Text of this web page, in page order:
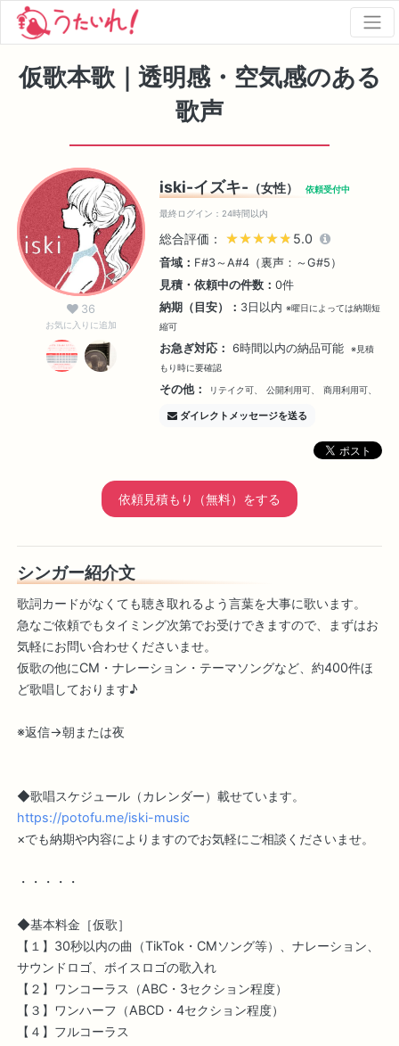
仮歌本歌｜透明感・空気感のある
歌声
36
お気に入りに追加
iski-イズキ- （女性） 依頼受付中
最終ログイン：24時間以内
総合評価： ★★★★★
★★★★★ 5.0
音域： F#3～A#4（裏声：～G#5）
見積・依頼中の件数：0件
納期（目安）： 3日以内 ※曜日によっては納期短
縮可
お急ぎ対応： 6時間以内の納品可能
※見積
もり時に要確認
その他： リテイク可、 公開利用可、 商用利用可、
ダイレクトメッセージを送る
依頼見積もり（無料）をする
シンガー紹介文
歌詞カードがなくても聴き取れるよう言葉を大事に歌います。
急なご依頼でもタイミング次第でお受けできますので、まずはお
気軽にお問い合わせくださいませ。
仮歌の他にCM・ナレーション・テーマソングなど、約400件ほ
ど歌唱しております♪
※返信→朝または夜
◆歌唱スケジュール（カレンダー）載せています。
https://potofu.me/iski-music
×でも納期や内容によりますのでお気軽にご相談くださいませ。
・・・・・
◆基本料金［仮歌］
【１】30秒以内の曲（TikTok・CMソング等）、ナレーション、
サウンドロゴ、ボイスロゴの歌入れ
【２】ワンコーラス（ABC・3セクション程度）
【３】ワンハーフ（ABCD・4セクション程度）
【４】フルコーラス